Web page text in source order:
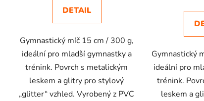
DETAIL
Gymnastický míč 15 cm / 300 g,
ideální pro mladší gymnastky a
trénink. Povrch s metalickým
leskem a glitry pro stylový
„glitter“ vzhled. Vyrobený z PVC
Gymnastický
ideální pro
trénink.
leskem a